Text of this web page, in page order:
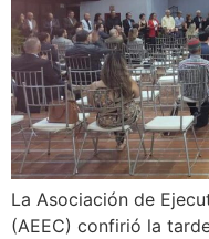
La Asociación de
(AEEC) confirió la